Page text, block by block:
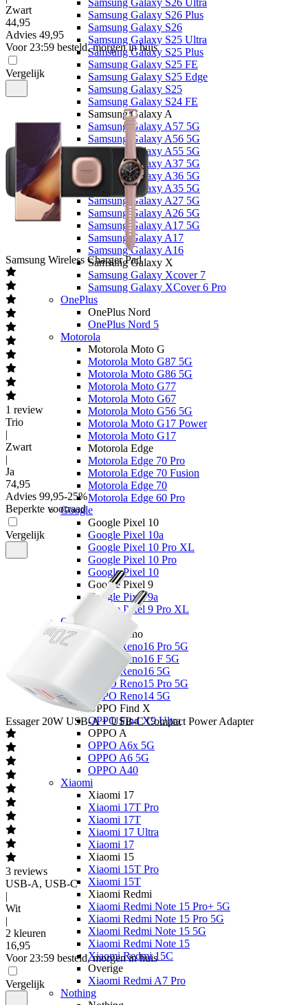
Samsung Galaxy S26 Ultra
Samsung Galaxy S26 Plus
Samsung Galaxy S26
Samsung Galaxy S25 Ultra
Samsung Galaxy S25 Plus
Samsung Galaxy S25 FE
Samsung Galaxy S25 Edge
Samsung Galaxy S25
Samsung Galaxy S24 FE
Samsung Galaxy A
Samsung Galaxy A57 5G
Samsung Galaxy A56 5G
Samsung Galaxy A55 5G
Samsung Galaxy A37 5G
Samsung Galaxy A36 5G
Samsung Galaxy A35 5G
Samsung Galaxy A27 5G
Samsung Galaxy A26 5G
Samsung Galaxy A17 5G
Samsung Galaxy A17
Samsung Galaxy A16
Samsung Galaxy X
Samsung Galaxy Xcover 7
Samsung Galaxy XCover 6 Pro
OnePlus
OnePlus Nord
OnePlus Nord 5
Motorola
Motorola Moto G
Motorola Moto G87 5G
Motorola Moto G86 5G
Motorola Moto G77
Motorola Moto G67
Motorola Moto G56 5G
Motorola Moto G17 Power
Motorola Moto G17
Motorola Edge
Motorola Edge 70 Pro
Motorola Edge 70 Fusion
Motorola Edge 70
Motorola Edge 60 Pro
Google
Google Pixel 10
Google Pixel 10a
Google Pixel 10 Pro XL
Google Pixel 10 Pro
Google Pixel 10
Google Pixel 9
Google Pixel 9a
Google Pixel 9 Pro XL
OPPO
OPPO Reno
OPPO Reno16 Pro 5G
OPPO Reno16 F 5G
OPPO Reno16 5G
OPPO Reno15 Pro 5G
OPPO Reno14 5G
OPPO Find X
OPPO Find X9 Ultra
OPPO A
OPPO A6x 5G
OPPO A6 5G
OPPO A40
Xiaomi
Xiaomi 17
Xiaomi 17T Pro
Xiaomi 17T
Xiaomi 17 Ultra
Xiaomi 17
Xiaomi 15
Xiaomi 15T Pro
Xiaomi 15T
Xiaomi Redmi
Xiaomi Redmi Note 15 Pro+ 5G
Xiaomi Redmi Note 15 Pro 5G
Xiaomi Redmi Note 15 5G
Xiaomi Redmi Note 15
Xiaomi Redmi 15C
Overige
Xiaomi Redmi A7 Pro
Nothing
Zwart
44,95
Advies 49,95
Voor 23:59 besteld, morgen in huis
Vergelijk
Samsung Wireless Charger Pad
1 review
Trio
|
Zwart
|
Ja
74,95
Advies 99,95-25%
Beperkte voorraad
Vergelijk
Essager 20W USB-A + USB-C Compact Power Adapter
3 reviews
USB-A, USB-C
|
Wit
|
2 kleuren
16,95
Voor 23:59 besteld, morgen in huis
Vergelijk